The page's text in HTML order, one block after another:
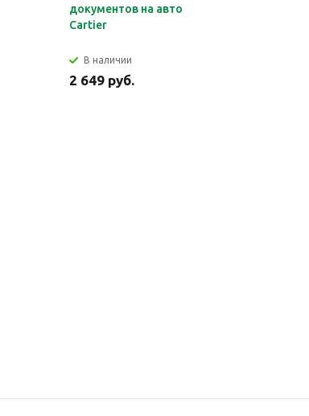
документов на авто
Cartier
В наличии
2 649 руб.